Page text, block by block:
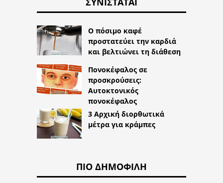
Ο πόσιμο καφέ
προστατεύει την καρδιά
και βελτιώνει τη διάθεση
Πονοκέφαλος σε
προσκρούσεις:
Αυτοκτονικός
πονοκέφαλος
3 Αρχική διορθωτικά
μέτρα για κράμπες
ΠΙΟ ΔΗΜΟΦΙΛΉ